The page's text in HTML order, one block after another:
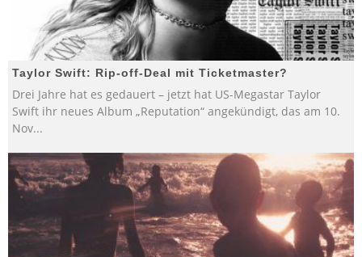
Taylor Swift: Rip-off-Deal mit Ticketmaster?
Drei Jahre hat es gedauert – jetzt hat US-Megastar Taylor
Swift ihr neues Album „Reputation“ angekündigt, das am 10.
Nov...